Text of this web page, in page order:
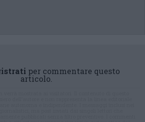
per commentare questo
articolo.